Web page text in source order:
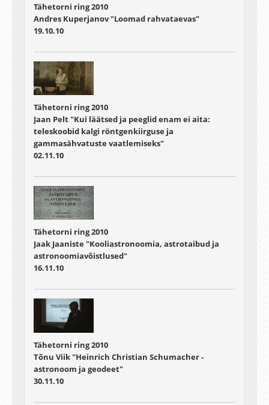
Tähetorni ring 2010
Andres Kuperjanov "Loomad rahvataevas"
19.10.10
Tähetorni ring 2010
Jaan Pelt "Kui läätsed ja peeglid enam ei aita:
teleskoobid kalgi röntgenkiirguse ja
gammasähvatuste vaatlemiseks"
02.11.10
Tähetorni ring 2010
Jaak Jaaniste "Kooliastronoomia, astrotaibud ja
astronoomiavõistlused"
16.11.10
Tähetorni ring 2010
Tõnu Viik "Heinrich Christian Schumacher -
astronoom ja geodeet"
30.11.10